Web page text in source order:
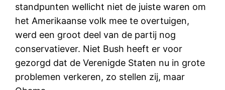
standpunten wellicht niet de juiste waren om
het Amerikaanse volk mee te overtuigen,
werd een groot deel van de partij nog
conservatiever. Niet Bush heeft er voor
gezorgd dat de Verenigde Staten nu in grote
problemen verkeren, zo stellen zij, maar